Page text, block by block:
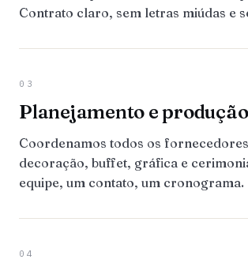
Contrato claro, sem letras miúdas e
03
Planejamento e produção
Coordenamos todos os
decoração, buffet, gráfica e
equipe, um contato, um cronograma.
04